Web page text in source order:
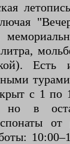
Есть
с 1 по
но в
от